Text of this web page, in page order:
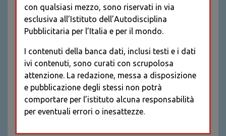
con qualsiasi mezzo, sono riservati in via
esclusiva all’Istituto dell’Autodisciplina
Pubblicitaria per l’Italia e per il mondo.
I contenuti della banca dati, inclusi testi e i dati
ivi contenuti, sono curati con scrupolosa
attenzione. La redazione, messa a disposizione
e pubblicazione degli stessi non potrà
comportare per l’istituto alcuna responsabilità
per eventuali errori o inesattezze.